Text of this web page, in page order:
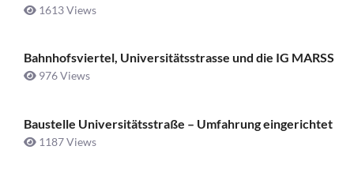
1613 Views
Bahnhofsviertel, Universitätsstrasse und die IG MARSS
976 Views
Baustelle Universitätsstraße ­– Umfahrung eingerichtet
1187 Views